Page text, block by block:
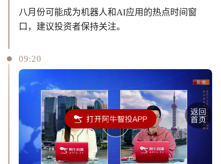
八月份可能成为机器人和AI应用的热点时间窗
口，建议投资者保持关注。
09:20